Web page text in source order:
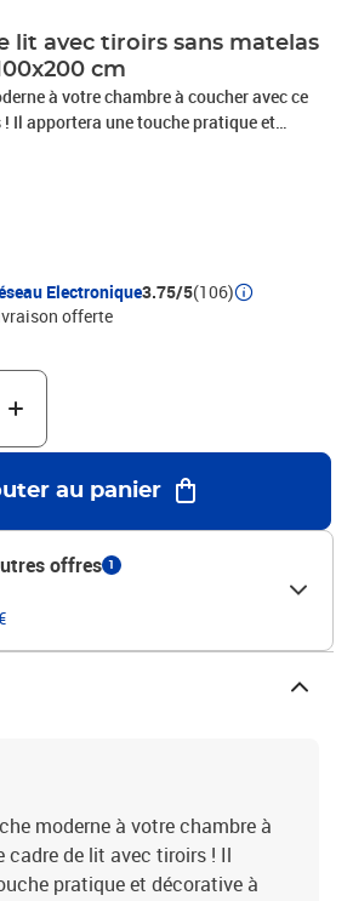
lit avec tiroirs sans matelas
cm
à votre chambre à coucher avec ce
Il apportera une touche pratique et
de vie. Matériau durable : le cadre de lit
une surface lisse et présente
de la stabilité et de la résistance à
: les lattes de contreplaqué assurent
poids, garantissant que le matelas reste
de votre corps pendant le
: les tiroirs de lit inclus offrent
rangement pour ranger vos articles
pièce propre et bien rangée. Bon à savoir
avec ce lit. Nous offrons une sélection
: chêne marronMatériau du
des lattes :
totales : 203 x 102 x 50 cm (L x l x
: 98,5 x 47 x 16,5 cm (L x l x
correspondant : 100 x 200 cm (l x L)
requis : ouiLa livraison contient
Electronique3.75/5(106)
offerte
au panier
offres 1
moderne à votre chambre à
cadre de lit avec tiroirs ! Il
pratique et décorative à